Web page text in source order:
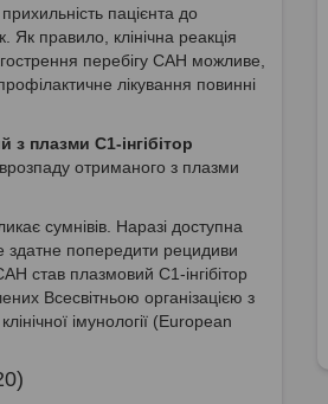
пацієнта до
Як правило, клінічна реакція
перебігу САН можливе,
лікування повинні
плазми C1-інгібітор
отриманого з плазми
сумнівів. Наразі доступна
здатне попередити рецидиви
став плазмовий С1-інгібітор
Всесвітньою організацією з
імунології (European